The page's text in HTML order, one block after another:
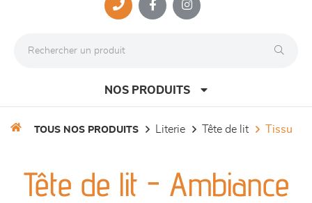
NOS PRODUITS
séjours
TOUS NOS PRODUITS literie tête de lit tissu
Tête de lit - Ambiance